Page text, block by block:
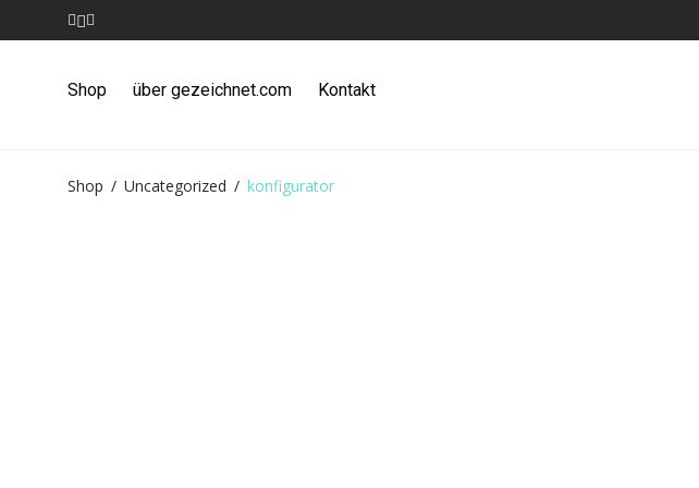
Shop über gezeichnet.com Kontakt
Shop / Uncategorized / konfigurator